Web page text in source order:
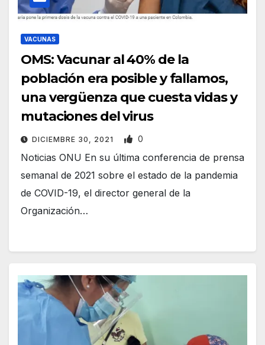
VACUNAS
OMS: Vacunar al 40% de la
población era posible y fallamos,
una vergüenza que cuesta vidas y
mutaciones del virus
DICIEMBRE 30, 2021 0
Noticias ONU En su última conferencia de prensa
semanal de 2021 sobre el estado de la pandemia
de COVID-19, el director general de la
Organización…